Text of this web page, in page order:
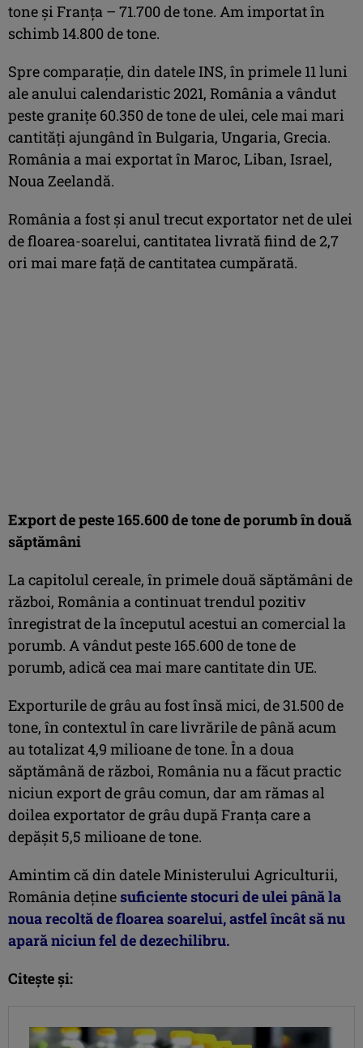
tone și Franța – 71.700 de tone. Am importat în
schimb 14.800 de tone.
Spre comparație, din datele INS, în primele 11 luni
ale anului calendaristic 2021, România a vândut
peste granițe 60.350 de tone de ulei, cele mai mari
cantități ajungând în Bulgaria, Ungaria, Grecia.
România a mai exportat în Maroc, Liban, Israel,
Noua Zeelandă.
România a fost și anul trecut exportator net de ulei
de floarea-soarelui, cantitatea livrată fiind de 2,7
ori mai mare față de cantitatea cumpărată.
Export de peste 165.600 de tone de porumb în două
săptămâni
La capitolul cereale, în primele două săptămâni de
război, România a continuat trendul pozitiv
înregistrat de la începutul acestui an comercial la
porumb. A vândut peste 165.600 de tone de
porumb, adică cea mai mare cantitate din UE.
Exporturile de grâu au fost însă mici, de 31.500 de
tone, în contextul în care livrările de până acum
au totalizat 4,9 milioane de tone. În a doua
săptămână de război, România nu a făcut practic
niciun export de grâu comun, dar am rămas al
doilea exportator de grâu după Franța care a
depășit 5,5 milioane de tone.
Amintim că din datele Ministerului Agriculturii,
România deţine suficiente stocuri de ulei până la
noua recoltă de floarea soarelui, astfel încât să nu
apară niciun fel de dezechilibru.
Citește și: